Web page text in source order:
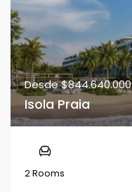
Desde$844.640.000
Isola Praia
2 Rooms